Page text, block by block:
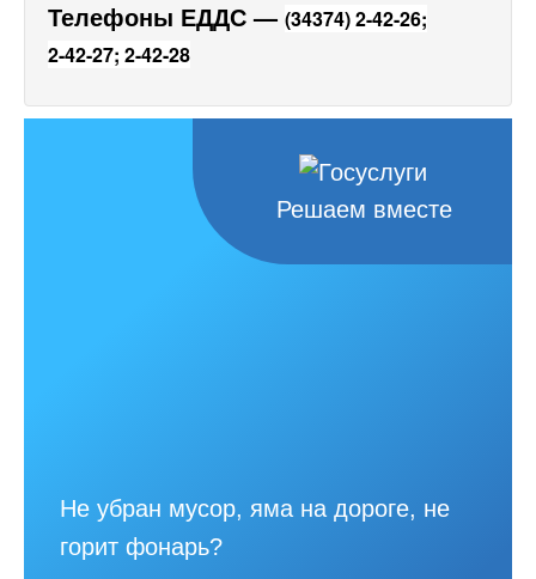
Телефоны ЕДДС — (34374) 2-42-26;
2-42-27; 2-42-28
Решаем вместе
Не убран мусор, яма на дороге, не
горит фонарь?